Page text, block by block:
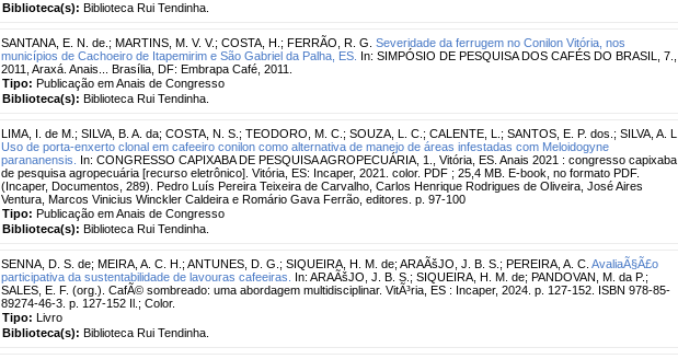
Biblioteca(s): Biblioteca Rui Tendinha.
SANTANA, E. N. de. ; MARTINS, M. V. V.; COSTA, H. ; FERRÃO, R. G. Severidade da ferrugem no Conilon Vitória, nos
municípios de Cachoeiro de Itapemirim e São Gabriel da Palha, ES. In: SIMPÓSIO DE PESQUISA DOS CAFÉS DO BRASIL, 7.,
2011, Araxá. Anais... Brasília, DF: Embrapa Café, 2011.
Tipo: Publicação em Anais de Congresso
Biblioteca(s): Biblioteca Rui Tendinha.
LIMA, I. de M. ; SILVA, B. A. da; COSTA, N. S. ; TEODORO, M. C. ; SOUZA, L. C. ; CALENTE, L. ; SANTOS, E. P. dos. ; SILVA, A. L.
Uso de porta-enxerto clonal em cafeeiro conilon como alternativa de manejo de áreas infestadas com Meloidogyne
parananensis.
In: CONGRESSO CAPIXABA DE PESQUISA AGROPECUÁRIA, 1., Vitória, ES. Anais 2021 : congresso capixaba
de pesquisa agropecuária [recurso eletrônico]. Vitória, ES: Incaper, 2021. color. PDF ; 25,4 MB. E-book, no formato PDF.
(Incaper, Documentos, 289). Pedro Luís Pereira Teixeira de Carvalho, Carlos Henrique Rodrigues de Oliveira, José Aires
Ventura, Marcos Vinicius Winckler Caldeira e Romário Gava Ferrão, editores. p. 97-100
Tipo: Publicação em Anais de Congresso
Biblioteca(s): Biblioteca Rui Tendinha.
SENNA, D. S. de; MEIRA, A. C. H. ; ANTUNES, D. G. ; SIQUEIRA, H. M. de; ARAÃšJO, J. B. S. ; PEREIRA, A. C. AvaliaÃ§Ã£o
participativa da sustentabilidade de lavouras cafeeiras.
In: ARAÃšJO, J. B. S.; SIQUEIRA, H. M. de; PANDOVAN, M. da P.;
SALES, E. F. (org.). CafÃ© sombreado: uma abordagem multidisciplinar. VitÃ³ria, ES : Incaper, 2024. p. 127-152. ISBN 978-85-
89274-46-3. p. 127-152 Il.; Color.
Tipo: Livro
Biblioteca(s): Biblioteca Rui Tendinha.